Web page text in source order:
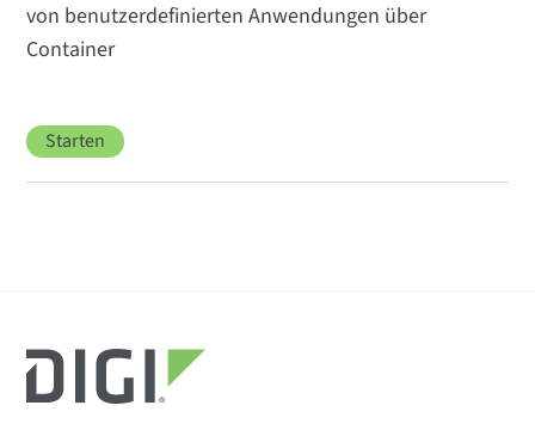
von benutzerdefinierten Anwendungen über
Container
Starten